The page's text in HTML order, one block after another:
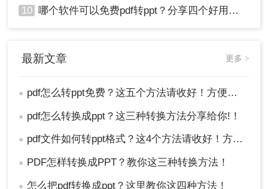
10 哪个软件可以免费pdf转ppt？分享四个好用的转换工具！
最新文章 更多 >
● pdf怎么转ppt免费？这五个方法请收好！方便又好用！
● pdf怎么转换成ppt？这三种转换方法分享给你!！
● pdf文件如何转ppt格式？这4个方法请收好！方便又好用！
● PDF怎样转换成PPT？教你这三种转换方法！
● 怎么把pdf转换成ppt？这里教你这四种方法！